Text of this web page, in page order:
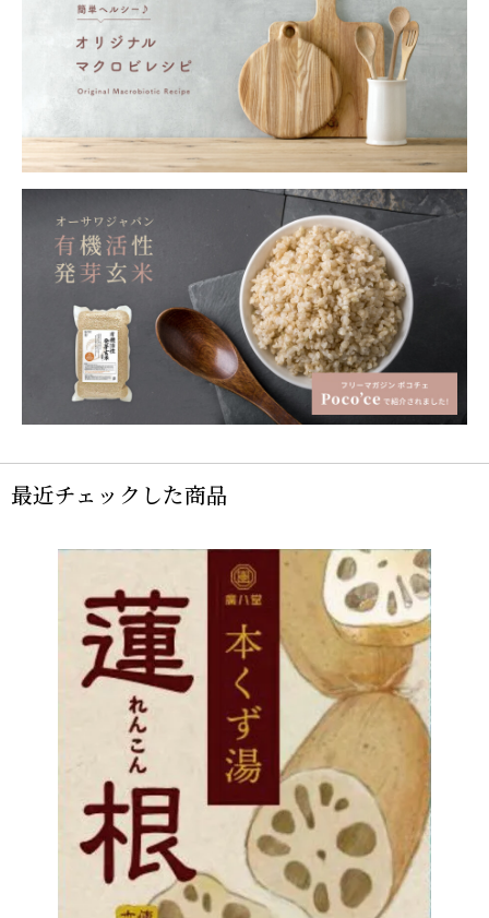
最近チェックした商品